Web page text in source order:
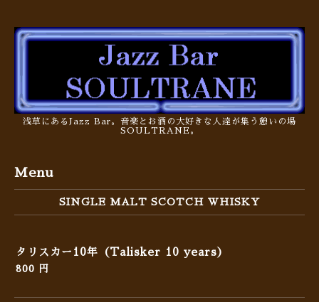
浅草にあるJazz Bar。音楽とお酒の大好きな人達が集う憩いの場
SOULTRANE。
Menu
SINGLE MALT SCOTCH WHISKY
タリスカー10年（Talisker 10 years）
800 円